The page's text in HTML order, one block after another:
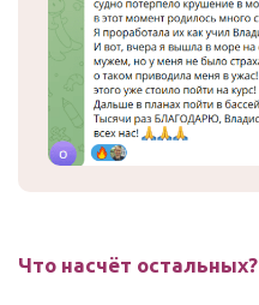
Что насчёт остальных?